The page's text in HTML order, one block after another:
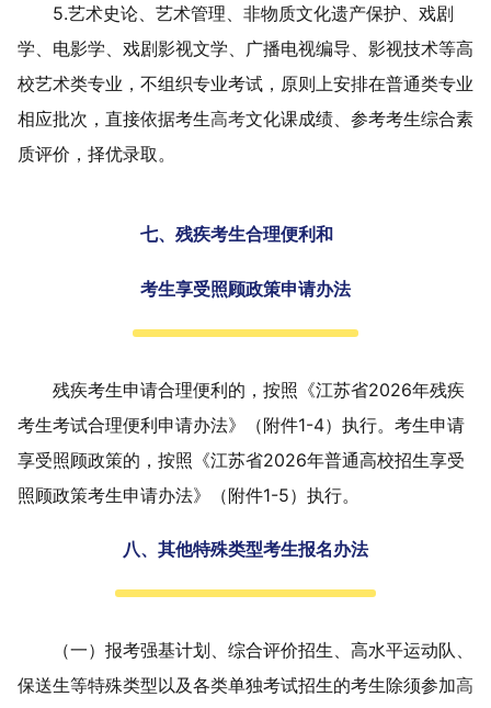
5.艺术史论、 艺术管理、非物质文化遗产保护、戏剧
学、电影学、戏剧影视文学、广播电视编导、影视技术等高
校艺术类专业， 不组织专业考试，原则上安排在普通类专业
相应批次， 直接依据考生高考文化课成绩、参考考生综合素
质评价，择优录取。
七、残疾考生合理便利和
考生享受照顾政策申请办法
残疾考生申请合理便利的，按照《江苏省2026年残疾
考生考试合理便利申请办法》（附件1-4）执行。考生申请
享受照顾政策的，按照《江苏省2026年普通高校招生享受
照顾政策考生申请办法》（附件1-5）执行。
八、其他特殊类型考生报名办法
（一）报考强基计划、综合评价招生、高水平运动队、
保送生等特殊类型以及各类单独考试招生的考生除须参加高